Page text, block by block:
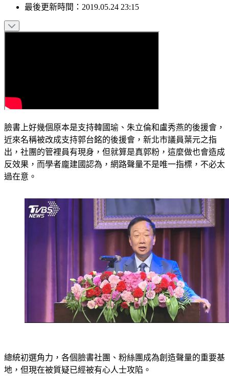
最後更新時間： 2019.05.24 23:15
臉書上好幾個原本是支持韓國瑜、朱立倫和盧秀燕的後援會，
近來名稱被改成支持郭台銘的後援會，新北市議員葉元之指
出，社團的管裡員有現身，但就算是真郭粉，這麼做也會造成
反效果，而學者龐建國認為，網路聲量不是唯一指標，不必太
過在意。
總統初選角力，各個臉書社團、粉絲團成為創造聲量的重要基
地，但現在被質疑已經被有心人士攻陷。